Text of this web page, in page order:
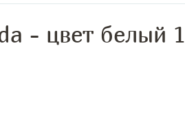
- цвет белый 1